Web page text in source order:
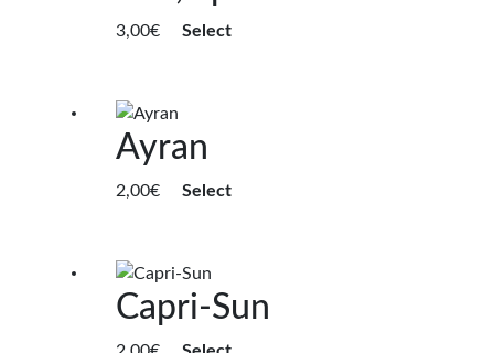
3,00€ Select
Ayran
2,00€ Select
Capri-Sun